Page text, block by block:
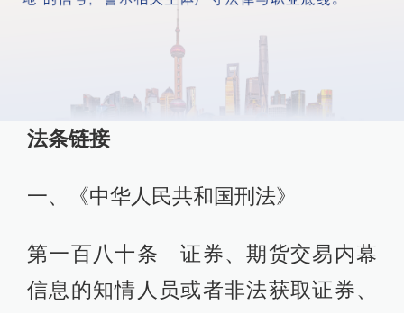
法条链接
一、《中华人民共和国刑法》
第一百八十条 证券、期货交易内幕
信息的知情人员或者非法获取证券、